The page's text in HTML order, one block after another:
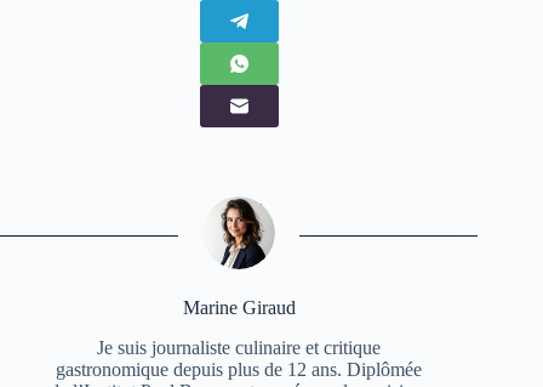
Marine Giraud
Je suis journaliste culinaire et critique
gastronomique depuis plus de 12 ans. Diplômée